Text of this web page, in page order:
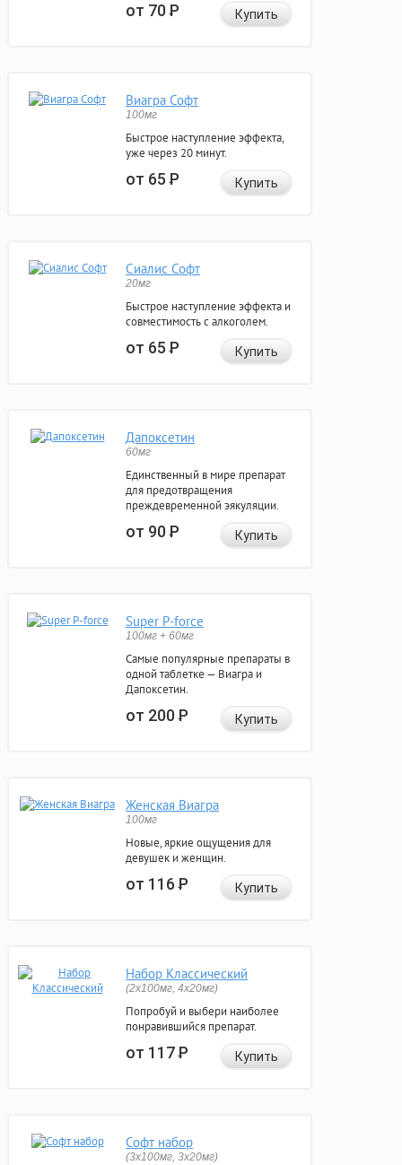
от 70Р Купить
Виагра Софт
100мг
Быстрое наступление эффекта,
уже через 20 минут.
от 65Р Купить
Сиалис Софт
20мг
Быстрое наступление эффекта и
совместимость с алкоголем.
от 65Р Купить
Дапоксетин
60мг
Единственный в мире препарат
для предотвращения
преждевременной эякуляции.
от 90Р Купить
Super P-force
100мг + 60мг
Самые популярные препараты в
одной таблетке — Виагра и
Дапоксетин.
от 200Р Купить
Женская Виагра
100мг
Новые, яркие ощущения для
девушек и женщин.
от 116Р Купить
Набор Классический
(2x100мг, 4x20мг)
Попробуй и выбери наиболее
понравившийся препарат.
от 117Р Купить
Софт набор
(3x100мг, 3x20мг)